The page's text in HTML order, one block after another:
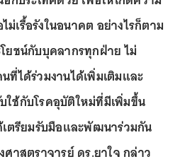
เรื้อรังในอนาคต อย่างไรก็ตาม
ยชน์กับบุคลากรทุกฝ่าย ไม่
ที่ได้ร่วมงานได้เพิ่มเติมและ
ใช้กับโรคอุบัติใหม่ที่มีเพิ่มขึ้น
เตรียมรับมือและพัฒนาร่วมกัน
าสตราจารย์ ดร.ยาใจ กล่าว